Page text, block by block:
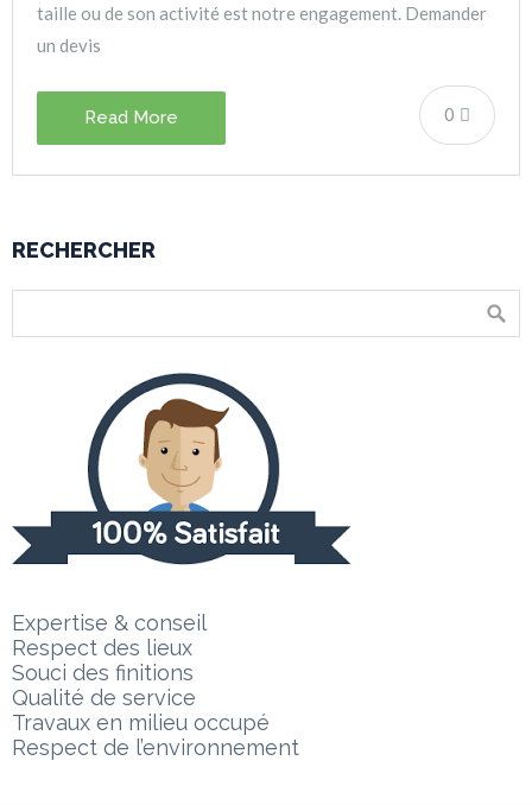
taille ou de son activité est notre engagement. Demander
un devis
0
Read More
RECHERCHER
Expertise & conseil
Respect des lieux
Souci des finitions
Qualité de service
Travaux en milieu occupé
Respect de l’environnement